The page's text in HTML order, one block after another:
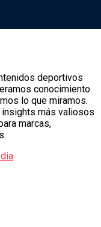
deportivos
conocimiento.
lo que miramos.
más valiosos
marcas,